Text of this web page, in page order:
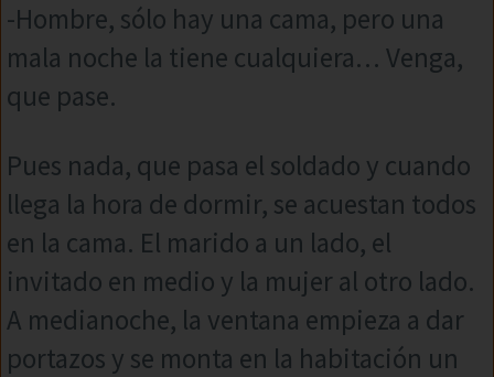
-Hombre, sólo hay una cama, pero una
mala noche la tiene cualquiera… Venga,
que pase.
Pues nada, que pasa el soldado y cuando
llega la hora de dormir, se acuestan todos
en la cama. El marido a un lado, el
invitado en medio y la mujer al otro lado.
A medianoche, la ventana empieza a dar
portazos y se monta en la habitación un